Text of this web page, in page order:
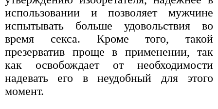
использовании и позволяет мужчине
испытывать больше удовольствия во
время секса. Кроме того, такой
презерватив проще в применении, так
как освобождает от необходимости
надевать его в неудобный для этого
момент.